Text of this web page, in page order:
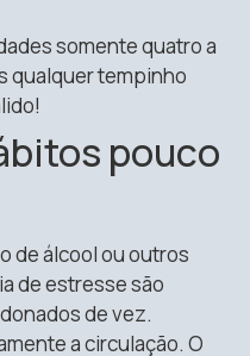
somente quatro a
qualquer tempinho
pouco
de álcool ou outros
de estresse são
de vez.
a circulação. O